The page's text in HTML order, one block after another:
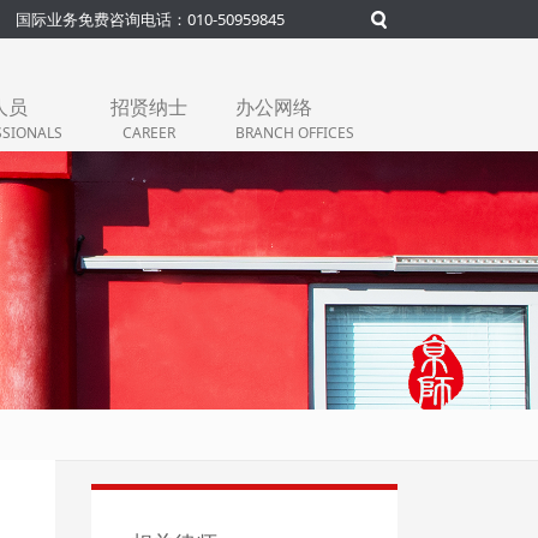
国际业务免费咨询电话：010-50959845
员 招贤纳士
CAREER
办公网络
BRANCH OFFICES